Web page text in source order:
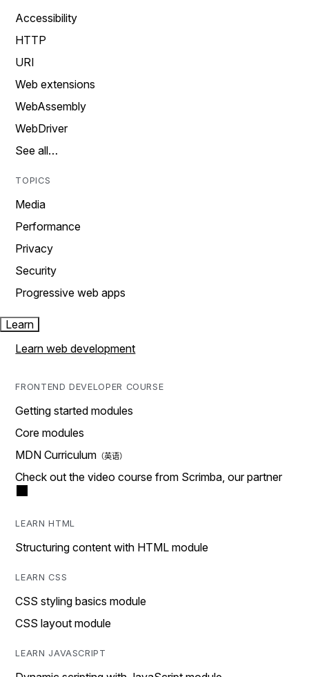
Accessibility
HTTP
URI
Web extensions
WebAssembly
WebDriver
See all…
TOPICS
Media
Performance
Privacy
Security
Progressive web apps
Learn
Learn web development
FRONTEND DEVELOPER COURSE
Getting started modules
Core modules
MDN Curriculum
Check out the video course from Scrimba, our partner
LEARN HTML
Structuring content with HTML module
LEARN CSS
CSS styling basics module
CSS layout module
LEARN JAVASCRIPT